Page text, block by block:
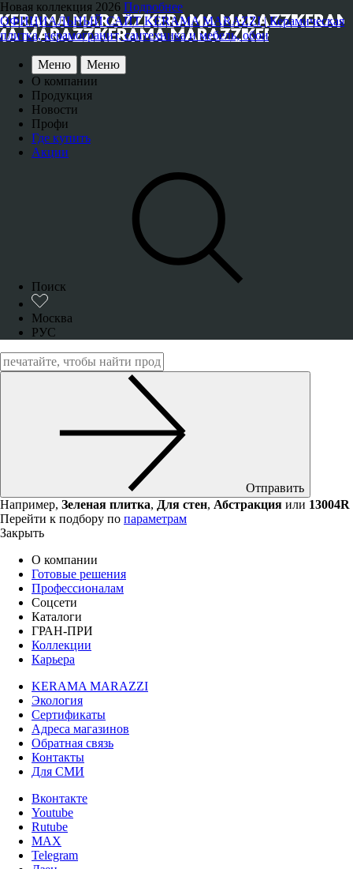
Новая коллекция 2026 Подробнее
ОФИЦИАЛЬНЫЙ САЙТ KERAMA MARAZZI | Керамическая
плитка, керамогранит, сантехника и мебель, обои
Меню
Меню
О компании
Продукция
Новости
Профи
Где купить
Акции
Поиск
Москва
РУС
Отправить
Например, Зеленая плитка, Для стен, Абстракция или 13004R
Перейти к подбору по параметрам
Закрыть
О компании
Готовые решения
Профессионалам
Соцсети
Каталоги
ГРАН-ПРИ
Коллекции
Карьера
KERAMA MARAZZI
Экология
Сертификаты
Адреса магазинов
Обратная связь
Контакты
Для СМИ
Вконтакте
Youtube
Rutube
MAX
Telegram